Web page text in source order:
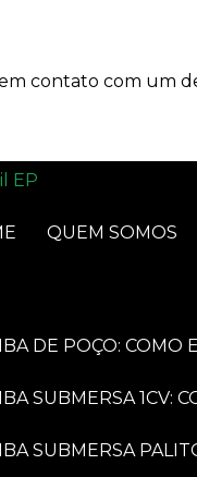
contato com um
QUEM SOMOS
DE POÇO: COMO
SUBMERSA 1CV:
SUBMERSA